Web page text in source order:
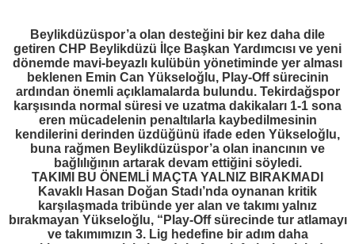
Beylikdüzüspor’a olan desteğini bir kez daha dile
getiren CHP Beylikdüzü İlçe Başkan Yardımcısı ve yeni
dönemde mavi-beyazlı kulübün yönetiminde yer alması
beklenen Emin Can Yükseloğlu, Play-Off sürecinin
ardından önemli açıklamalarda bulundu. Tekirdağspor
karşısında normal süresi ve uzatma dakikaları 1-1 sona
eren mücadelenin penaltılarla kaybedilmesinin
kendilerini derinden üzdüğünü ifade eden Yükseloğlu,
buna rağmen Beylikdüzüspor’a olan inancının ve
bağlılığının artarak devam ettiğini söyledi.
TAKIMI BU ÖNEMLİ MAÇTA YALNIZ BIRAKMADI
Kavaklı Hasan Doğan Stadı’nda oynanan kritik
karşılaşmada tribünde yer alan ve takımı yalnız
bırakmayan Yükseloğlu, “Play-Off sürecinde tur atlamayı
ve takımımızın 3. Lig hedefine bir adım daha